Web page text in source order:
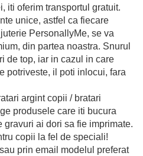
iti oferim transportul gratuit.
unice, astfel ca fiecare
PersonallyMe, se va
din partea noastra. Snurul
de top, iar in cazul in care
potriveste, il poti inlocui, fara
argint copii / bratari
produsele care iti bucura
gravuri ai dori sa fie imprimate.
copii la fel de speciali!
prin email modelul preferat